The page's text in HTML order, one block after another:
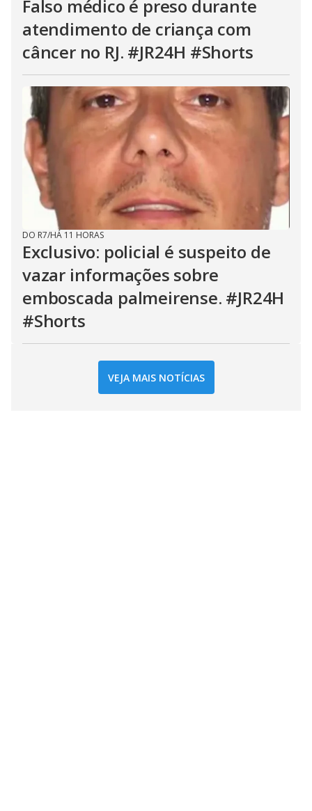
Falso médico é preso durante
atendimento de criança com
câncer no RJ. #JR24H #Shorts
DO R7/HÁ 11 HORAS
Exclusivo: policial é suspeito de
vazar informações sobre
emboscada palmeirense. #JR24H
#Shorts
VEJA MAIS NOTÍCIAS